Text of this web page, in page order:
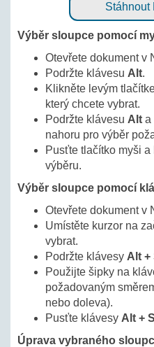
Stáhnout
Výběr sloupce pomocí
Otevřete dokument v
Podržte klávesu Alt.
Klikněte levým
který chcete vybrat.
Podržte klávesu Alt a
nahoru pro výběr
Pusťte tlačítko myši a
výběru.
Výběr sloupce pomocí
Otevřete dokument v
Umístěte kurzor na
vybrat.
Podržte klávesy Alt +
Použijte šipky na
požadovaným
nebo doleva).
Pusťte klávesy Alt +
Úprava vybraného